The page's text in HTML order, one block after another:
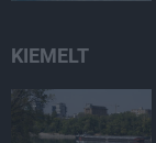
KIEMELT